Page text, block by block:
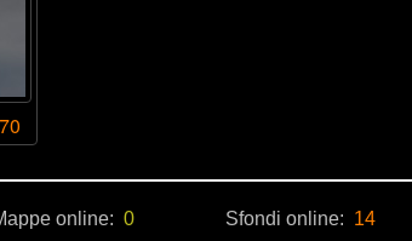
online: 0 Sfondi online: 14